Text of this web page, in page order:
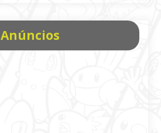
Anúncios